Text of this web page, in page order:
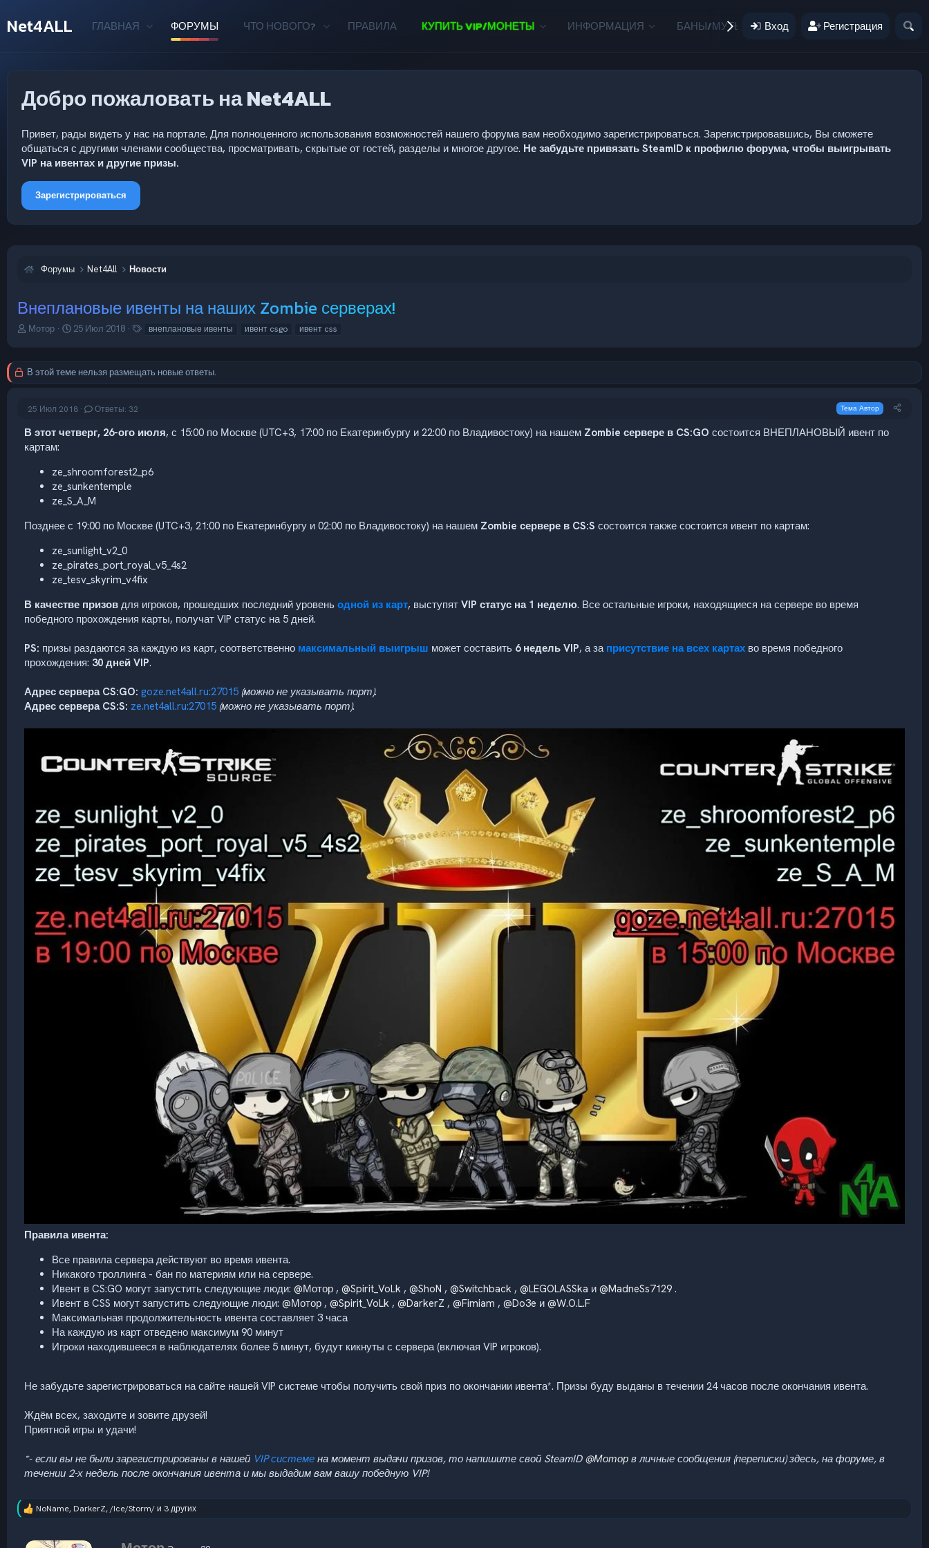
Net4ALL ГЛАВНАЯ ФОРУМЫ ЧТО НОВОГО? ПРАВИЛА КУПИТЬ VIP/МОНЕТЫ ИНФОРМАЦИЯ БАНЫ/МУТЫ ПОЖЕРТВОВАНИЯ
Вход Регистрация
Добро пожаловать на Net4ALL
Привет, рады видеть у нас на портале. Для полноценного использования возможностей нашего форума вам необходимо зарегистрироваться. Зарегистрировавшись, Вы сможете
общаться с другими членами сообщества, просматривать, скрытые от гостей, разделы и многое другое. Не забудьте привязать SteamID к профилю форума, чтобы выигрывать
VIP на ивентах и другие призы.
Зарегистрироваться
Форумы Net4All Новости
Внеплановые ивенты на наших Zombie серверах!
А
о
р
м
ы
Мотор
Д
а
н
а
а
25 Июл 2018
Т
и
внеплановые ивенты ивент csgo ивент css
В этой теме нельзя размещать новые ответы.
25 Июл 2018 Ответы: 32 Тема Автор
В этот четверг, 26-ого июля, с 15:00 по Москве (UTC+3, 17:00 по Екатеринбургу и 22:00 по Владивостоку) на нашем Zombie сервере в CS:GO состоится ВНЕПЛАНОВЫЙ ивент по
картам:
ze_shroomforest2_p6
ze_sunkentemple
ze_S_A_M
Позднее с 19:00 по Москве (UTC+3, 21:00 по Екатеринбургу и 02:00 по Владивостоку) на нашем Zombie сервере в CS:S состоится также состоится ивент по картам:
ze_sunlight_v2_0
ze_pirates_port_royal_v5_4s2
ze_tesv_skyrim_v4fix
В качестве призов для игроков, прошедших последний уровень одной из карт, выступят VIP статус на 1 неделю. Все остальные игроки, находящиеся на сервере во время
победного прохождения карты, получат VIP статус на 5 дней.
PS: призы раздаются за каждую из карт, соответственно максимальный выигрыш может составить 6 недель VIP, а за присутствие на всех картах во время победного
прохождения: 30 дней VIP.
Адрес сервера CS:GO: goze.net4all.ru:27015 (можно не указывать порт).
Адрес сервера CS:S: ze.net4all.ru:27015 (можно не указывать порт).
Правила ивента:
Все правила сервера действуют во время ивента.
Никакого троллинга - бан по материям или на сервере.
Ивент в CS:GO могут запустить следующие люди: @Мотор , @Spirit_VoLk , @ShoN , @Switchback , @LEGOLASSka и @MadneSs7129 .
Ивент в CSS могут запустить следующие люди: @Мотор , @Spirit_VoLk , @DarkerZ , @Fimiam , @Do3e и @W.O.L.F
Максимальная продолжительность ивента составляет 3 часа
На каждую из карт отведено максимум 90 минут
Игроки находившееся в наблюдателях более 5 минут, будут кикнуты с сервера (включая VIP игроков).
Не забудьте зарегистрироваться на сайте нашей VIP системе чтобы получить свой приз по окончании ивента*. Призы буду выданы в течении 24 часов после окончания ивента.
Ждём всех, заходите и зовите друзей!
Приятной игры и удачи!
*- eсли вы не были зарегистрированы в нашей VIP системе на момент выдачи призов, то напишите свой SteamID @Мотор в личные сообщения (переписки) здесь, на форуме, в
течении 2-х недель после окончания ивента и мы выдадим вам вашу победную VIP!
Р
NoName, DarkerZ,/Ice/Storm/и 3 других
А